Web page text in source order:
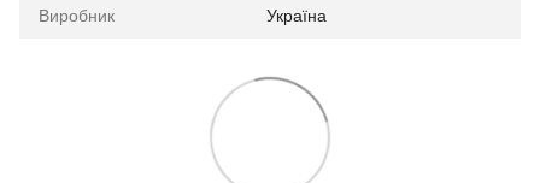
Виробник Україна